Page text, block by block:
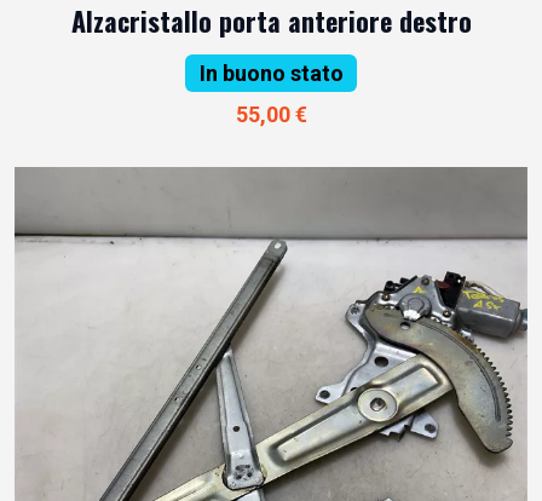
Alzacristallo porta anteriore destro
In buono stato
55,00 €